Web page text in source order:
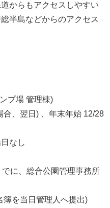
からもアクセスしやすい
半島などからのアクセス
プ場 管理棟)
、翌日) 、年末年始 12/28
なし
に、総合公園管理事務所
簿を当日管理人へ提出)